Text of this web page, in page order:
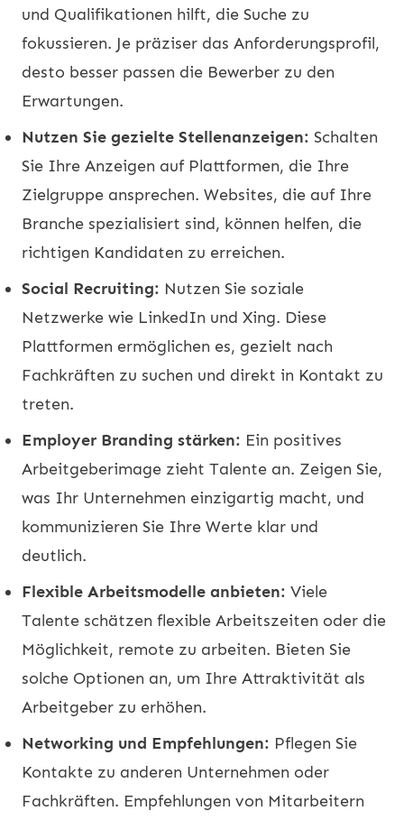
und Qualifikationen hilft, die Suche zu
fokussieren. Je präziser das Anforderungsprofil,
desto besser passen die Bewerber zu den
Erwartungen.
Nutzen Sie gezielte Stellenanzeigen: Schalten
Sie Ihre Anzeigen auf Plattformen, die Ihre
Zielgruppe ansprechen. Websites, die auf Ihre
Branche spezialisiert sind, können helfen, die
richtigen Kandidaten zu erreichen.
Social Recruiting: Nutzen Sie soziale
Netzwerke wie LinkedIn und Xing. Diese
Plattformen ermöglichen es, gezielt nach
Fachkräften zu suchen und direkt in Kontakt zu
treten.
Employer Branding stärken: Ein positives
Arbeitgeberimage zieht Talente an. Zeigen Sie,
was Ihr Unternehmen einzigartig macht, und
kommunizieren Sie Ihre Werte klar und
deutlich.
Flexible Arbeitsmodelle anbieten: Viele
Talente schätzen flexible Arbeitszeiten oder die
Möglichkeit, remote zu arbeiten. Bieten Sie
solche Optionen an, um Ihre Attraktivität als
Arbeitgeber zu erhöhen.
Networking und Empfehlungen: Pflegen Sie
Kontakte zu anderen Unternehmen oder
Fachkräften. Empfehlungen von Mitarbeitern